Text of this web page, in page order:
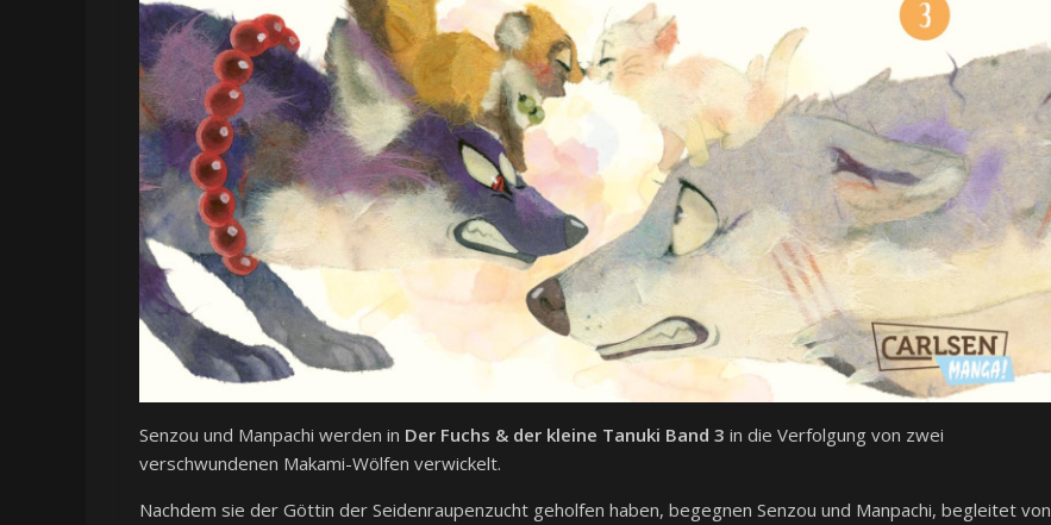
Senzou und Manpachi werden in Der Fuchs & der kleine Tanuki Band 3 in die Verfolgung von zwei
verschwundenen Makami-Wölfen verwickelt.
Nachdem sie der Göttin der Seidenraupenzucht geholfen haben, begegnen Senzou und Manpachi, begleitet von